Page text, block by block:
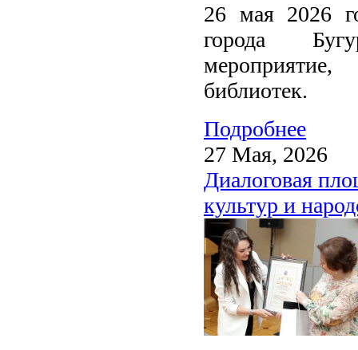
26 мая 2026
города
библиотек.
Подробнее
27 Мая, 2026
Диалоговая
культур и